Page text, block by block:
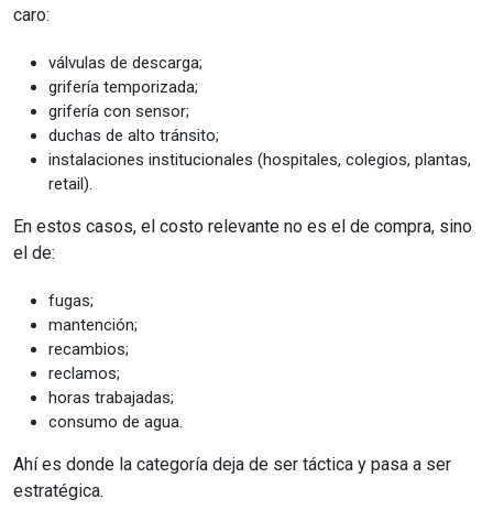
caro:
válvulas de descarga;
grifería temporizada;
grifería con sensor;
duchas de alto tránsito;
instalaciones institucionales (hospitales, colegios, plantas,
retail).
En estos casos, el costo relevante no es el de compra, sino
el de:
fugas;
mantención;
recambios;
reclamos;
horas trabajadas;
consumo de agua.
Ahí es donde la categoría deja de ser táctica y pasa a ser
estratégica.